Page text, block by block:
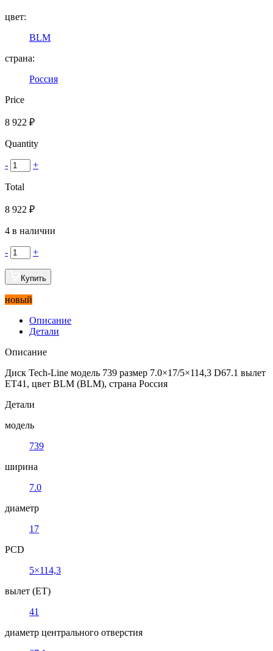
цвет:
BLM
страна:
Россия
Price
8 922 ₽
Quantity
- +
Total
8 922 ₽
4 в наличии
- +
Купить
новый
Описание
Детали
Описание
Диск Tech-Line модель 739 размер 7.0×17/5×114,3 D67.1 вылет
ET41, цвет BLM (BLM), страна Россия
Детали
модель
739
ширина
7.0
диаметр
17
PCD
5×114,3
вылет (ET)
41
диаметр центрального отверстия